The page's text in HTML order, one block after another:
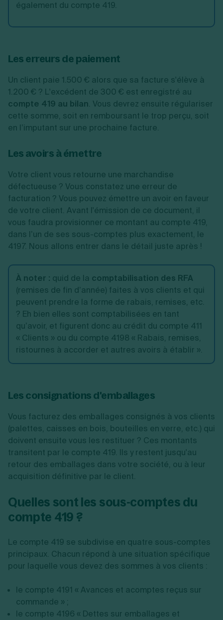
également du compte 419.
Les erreurs de paiement
Un client paie 1.500 € alors que sa facture s'élève à
1.200 € ? L'excédent de 300 € est enregistré au
compte 419 au bilan. Vous devrez ensuite régulariser
cette somme, soit en remboursant le trop perçu, soit
en l’imputant sur une prochaine facture.
Les avoirs à émettre
Votre client vous retourne une marchandise
défectueuse ? Vous constatez une erreur de
facturation ? Vous pouvez émettre un avoir en faveur
de votre client. Avant l'émission de ce document, il
vous faudra provisionner ce montant au compte 419,
dans l’un de ses sous-comptes plus exactement, le
4197. Nous allons entrer dans le détail juste après !
À noter : quid de la comptabilisation des RFA
(remises de fin d’année) faites à vos clients et qui
peuvent prendre la forme de rabais, remises, etc.
? Eh bien elles sont comptabilisées en tant
qu’avoir, et figurent donc au crédit du compte 411
« Clients » ou du compte 4198 « Rabais, remises,
ristournes à accorder et autres avoirs à établir ».
Les consignations d'emballages
Vous facturez des emballages consignés à vos clients
(palettes, caisses en bois, bouteilles en verre, etc.) qui
doivent ensuite vous les restituer ? Ces montants
transitent par le compte 419. Ils y restent jusqu'au
retour des emballages dans votre société, ou à leur
acquisition définitive par le client.
Quelles sont les sous-comptes du
compte 419 ?
Le compte 419 se subdivise en quatre sous-comptes
principaux. Chacun répond à une situation spécifique
pour laquelle vous devez des sommes à vos clients :
le compte 4191 « Avances et acomptes reçus sur
commande » ;
le compte 4196 « Dettes sur emballages et